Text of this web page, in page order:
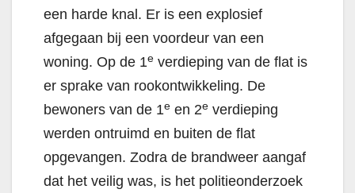
een harde knal. Er is een explosief
afgegaan bij een voordeur van een
woning. Op de 1e verdieping van de flat is
er sprake van rookontwikkeling. De
bewoners van de 1e en 2e verdieping
werden ontruimd en buiten de flat
opgevangen. Zodra de brandweer aangaf
dat het veilig was, is het politieonderzoek